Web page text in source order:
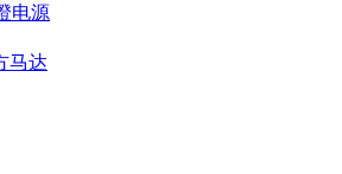
电源
马达